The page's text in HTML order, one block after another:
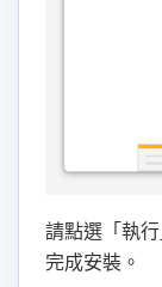
請點選「執
完成安裝。